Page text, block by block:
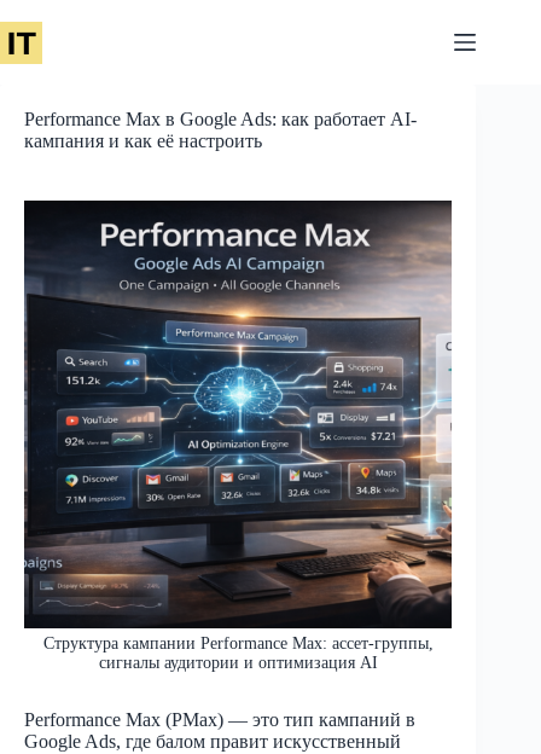
сути
Performance Max в Google Ads: как работает AI-
кампания и как её настроить
Структура кампании Performance Max: ассет-группы,
сигналы аудитории и оптимизация AI
Performance Max (PMax) — это тип кампаний в
Google Ads, где балом правит искусственный